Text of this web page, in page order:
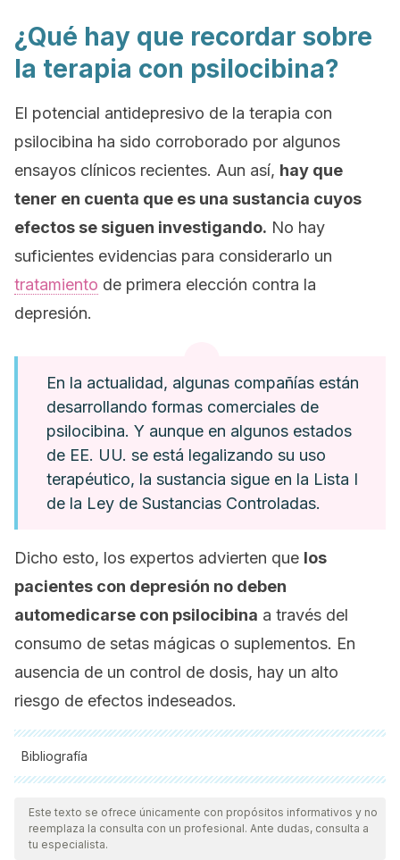
¿Qué hay que recordar sobre
la terapia con psilocibina?
El potencial antidepresivo de la terapia con
psilocibina ha sido corroborado por algunos
ensayos clínicos recientes. Aun así, hay que
tener en cuenta que es una sustancia cuyos
efectos se siguen investigando. No hay
suficientes evidencias para considerarlo un
tratamiento de primera elección contra la
depresión.
En la actualidad, algunas compañías están
desarrollando formas comerciales de
psilocibina. Y aunque en algunos estados
de EE. UU. se está legalizando su uso
terapéutico, la sustancia sigue en la Lista I
de la Ley de Sustancias Controladas.
Dicho esto, los expertos advierten que los
pacientes con depresión no deben
automedicarse con psilocibina a través del
consumo de setas mágicas o suplementos. En
ausencia de un control de dosis, hay un alto
riesgo de efectos indeseados.
Bibliografía
Todas las fuentes citadas fueron revisadas a profundidad por
nuestro equipo, para asegurar su calidad, confiabilidad,
vigencia y validez.La bibliografía de este artículo fue
Este texto se ofrece únicamente con propósitos informativos y no
reemplaza la consulta con un profesional. Ante dudas, consulta a
tu especialista.